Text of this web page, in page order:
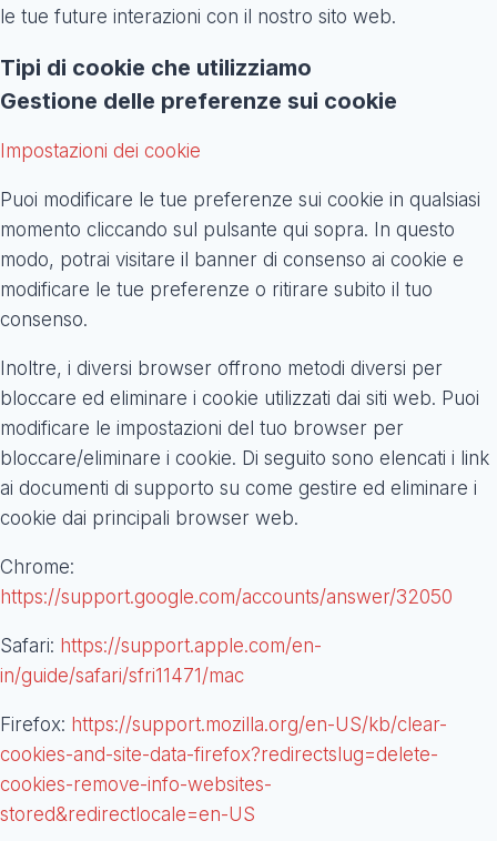
le tue future interazioni con il nostro sito web.
Tipi di cookie che utilizziamo
Gestione delle preferenze sui cookie
Impostazioni dei cookie
Puoi modificare le tue preferenze sui cookie in qualsiasi
momento cliccando sul pulsante qui sopra. In questo
modo, potrai visitare il banner di consenso ai cookie e
modificare le tue preferenze o ritirare subito il tuo
consenso.
Inoltre, i diversi browser offrono metodi diversi per
bloccare ed eliminare i cookie utilizzati dai siti web. Puoi
modificare le impostazioni del tuo browser per
bloccare/eliminare i cookie. Di seguito sono elencati i link
ai documenti di supporto su come gestire ed eliminare i
cookie dai principali browser web.
Chrome:
https://support.google.com/accounts/answer/32050
Safari: https://support.apple.com/en-
in/guide/safari/sfri11471/mac
Firefox: https://support.mozilla.org/en-US/kb/clear-
cookies-and-site-data-firefox?redirectslug=delete-
cookies-remove-info-websites-
stored&redirectlocale=en-US